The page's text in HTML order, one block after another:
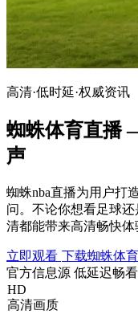
高清·低时延·权威资讯
蜘蛛体育直播
声
蜘蛛nba直播为用户打
问。不论你想看足球
清都能带来高清畅快体
立即观看 下载蜘蛛体
官方信息源 低延迟畅看
HD
高清画质